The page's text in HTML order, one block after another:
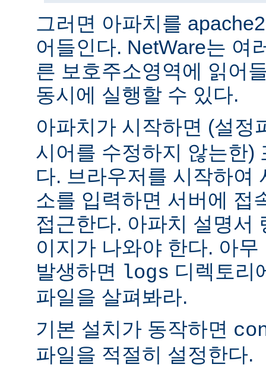
그러면 아파치를
어들인다. NetWare는 여
른 보호주소영역에 읽어
동시에 실행할 수 있다.
아파치가 시작하면 (설정
시어를 수정하지 않는한)
다. 브라우저를 시작하여
소를 입력하면 서버에 접
접근한다. 아파치 설명서
이지가 나와야 한다. 아
발생하면 logs 디렉토리
파일을 살펴봐라.
기본 설치가 동작하면
파일을 적절히 설정한다.